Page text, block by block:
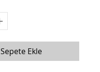
Sepete Ekle